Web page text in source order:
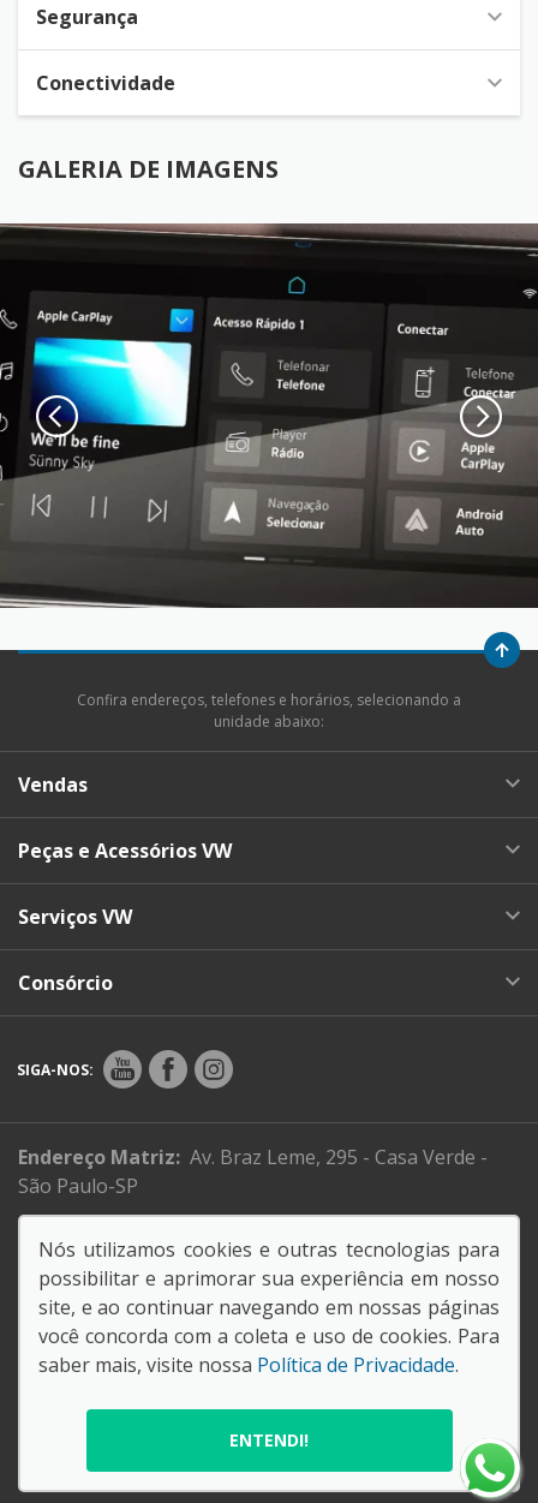
Segurança
Conectividade
GALERIA DE IMAGENS
Confira endereços, telefones e horários, selecionando a
unidade abaixo:
Vendas
Peças e Acessórios VW
Serviços VW
Consórcio
SIGA-NOS:
Endereço Matriz: Av. Braz Leme, 295 - Casa Verde -
São Paulo-SP
Sistema de informações de Créditos (SCR)
Código de Conduta e Ética
61.088.795/0001-26
SORANA COMERCIAL E IMPORTADORA LTDA
Política de privacidade
Nós utilizamos cookies e outras tecnologias para
possibilitar e aprimorar sua experiência em nosso
site, e ao continuar navegando em nossas páginas
você concorda com a coleta e uso de cookies. Para
saber mais, visite nossa Política de Privacidade.
ENTENDI!